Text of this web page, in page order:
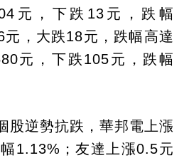
元，下跌13元，跌幅
，大跌18元，跌幅高達
元，下跌105元，跌幅
股逆勢抗跌，華邦電上漲
1.13%；友達上漲0.5元